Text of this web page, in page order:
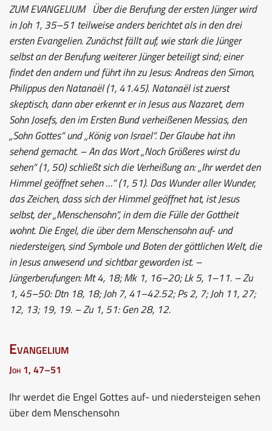
ZUM EVANGELIUMÜber die Berufung der ersten Jünger wird
in Joh 1, 35–51 teilweise anders berichtet als in den drei
ersten Evangelien. Zunächst fällt auf, wie stark die Jünger
selbst an der Berufung weiterer Jünger beteiligt sind; einer
findet den andern und führt ihn zu Jesus: Andreas den Simon,
Philippus den Natanaël (1, 41.45). Natanaël ist zuerst
skeptisch, dann aber erkennt er in Jesus aus Nazaret, dem
Sohn Josefs, den im Ersten Bund verheißenen Messias, den
„Sohn Gottes“ und „König von Israel“. Der Glaube hat ihn
sehend gemacht. – An das Wort „Noch Größeres wirst du
sehen“ (1, 50) schließt sich die Verheißung an: „Ihr werdet den
Himmel geöffnet sehen …“ (1, 51). Das Wunder aller Wunder,
das Zeichen, dass sich der Himmel geöffnet hat, ist Jesus
selbst, der „Menschensohn“, in dem die Fülle der Gottheit
wohnt. Die Engel, die über dem Menschensohn auf- und
niedersteigen, sind Symbole und Boten der göttlichen Welt, die
in Jesus anwesend und sichtbar geworden ist. –
Jüngerberufungen: Mt 4, 18; Mk 1, 16–20; Lk 5, 1–11. – Zu
1, 45–50: Dtn 18, 18; Joh 7, 41–42.52; Ps 2, 7; Joh 11, 27;
12, 13; 19, 19. – Zu 1, 51: Gen 28, 12.
Evangelium
Joh 1, 47–51
Ihr werdet die Engel Gottes auf- und niedersteigen sehen
über dem Menschensohn